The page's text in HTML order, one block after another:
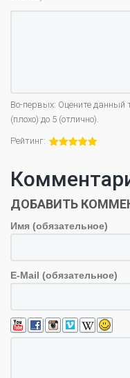
Во-первых: Оцените данный
(плохо) до 5 (отлично).
Рейтинг:
ДОБАВИТЬ
Имя (обязательное)
E-Mail (обязательное)